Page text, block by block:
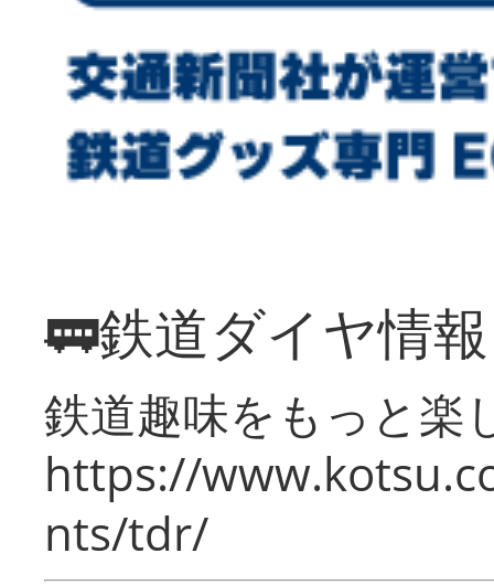
🚃鉄道ダイヤ情
鉄道趣味をもっと楽
https://
nts/tdr/